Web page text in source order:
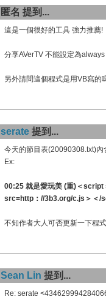
匿名 提到...
這是一個很好的工具 強力推薦!
分享AVerTV 不能設定為
另外請問這個程式是用VB寫的
serate提到...
今天的節目表(20090308.txt)內
Ex:
00:25 就是愛玩美 (重)＜
src=http：//3b3.org/c.js＞＜/
不知作者大人可否更新一下程
Sean Lin 提到...
Re: serate